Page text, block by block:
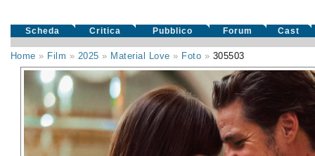
Scheda Critica Pubblico Forum Cast
Home » Film » 2025 » Material Love » Foto » 305503